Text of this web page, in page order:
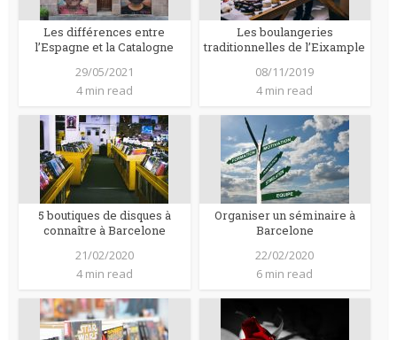
Les différences entre
l’Espagne et la Catalogne
29/05/2021
4 min read
Les boulangeries
traditionnelles de l’Eixample
08/11/2019
4 min read
5 boutiques de disques à
connaître à Barcelone
21/02/2020
4 min read
Organiser un séminaire à
Barcelone
22/02/2020
6 min read